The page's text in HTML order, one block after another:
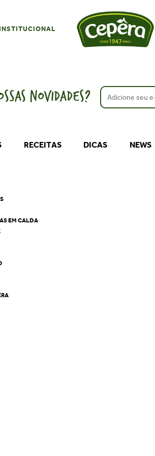
NOVIDADES?
EM CALDA
RECEITAS DICAS NEWS